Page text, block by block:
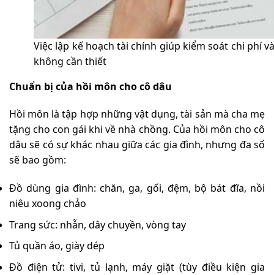
Việc lập kế hoạch tài chính giúp kiểm soát chi phí
không cần thiết
Chuẩn bị của hồi môn cho cô dâu
Hồi môn là tập hợp những vật dụng, tài sản mà cha mẹ
tặng cho con gái khi về nhà chồng. Của hồi môn cho cô
dâu sẽ có sự khác nhau giữa các gia đình, nhưng đa số
sẽ bao gồm:
Đồ dùng gia đình: chăn, ga, gối, đệm, bộ bát đĩa, nồi
niêu xoong chảo
Trang sức: nhẫn, dây chuyền, vòng tay
Tủ quần áo, giày dép
Đồ điện tử: tivi, tủ lạnh, máy giặt (tùy điều kiện gia